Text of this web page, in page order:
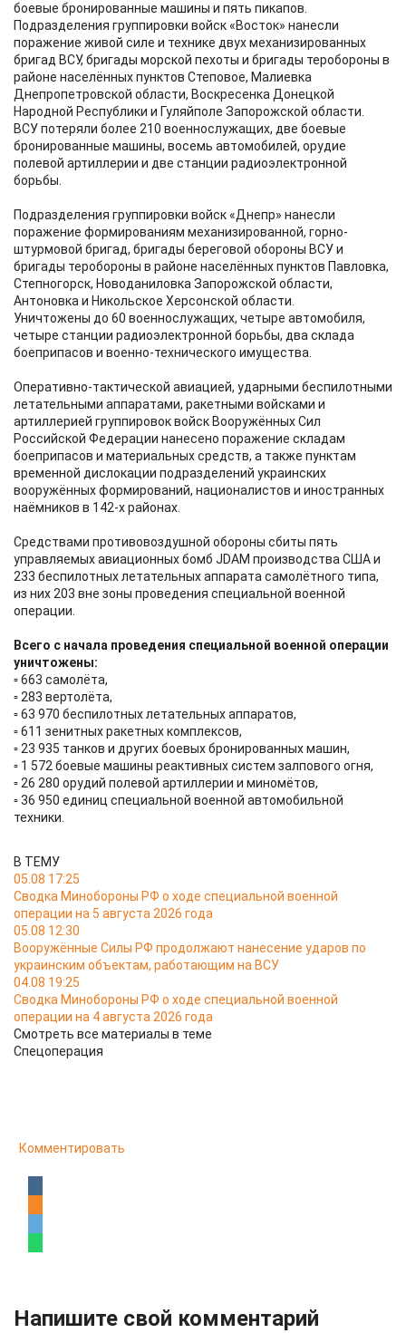
боевые бронированные машины и пять пикапов.
Подразделения группировки войск «Восток» нанесли
поражение живой силе и технике двух механизированных
бригад ВСУ, бригады морской пехоты и бригады теробороны в
районе населённых пунктов Степовое, Малиевка
Днепропетровской области, Воскресенка Донецкой
Народной Республики и Гуляйполе Запорожской области.
ВСУ потеряли более 210 военнослужащих, две боевые
бронированные машины, восемь автомобилей, орудие
полевой артиллерии и две станции радиоэлектронной
борьбы.
Подразделения группировки войск «Днепр» нанесли
поражение формированиям механизированной, горно-
штурмовой бригад, бригады береговой обороны ВСУ и
бригады теробороны в районе населённых пунктов Павловка,
Степногорск, Новоданиловка Запорожской области,
Антоновка и Никольское Херсонской области.
Уничтожены до 60 военнослужащих, четыре автомобиля,
четыре станции радиоэлектронной борьбы, два склада
боеприпасов и военно-технического имущества.
Оперативно-тактической авиацией, ударными беспилотными
летательными аппаратами, ракетными войсками и
артиллерией группировок войск Вооружённых Сил
Российской Федерации нанесено поражение складам
боеприпасов и материальных средств, а также пунктам
временной дислокации подразделений украинских
вооружённых формирований, националистов и иностранных
наёмников в 142-х районах.
Средствами противовоздушной обороны сбиты пять
управляемых авиационных бомб JDAM производства США и
233 беспилотных летательных аппарата самолётного типа,
из них 203 вне зоны проведения специальной военной
операции.
Всего с начала проведения специальной военной операции
уничтожены:
▫️ 663 самолёта,
▫️ 283 вертолёта,
▫️ 63 970 беспилотных летательных аппаратов,
▫️ 611 зенитных ракетных комплексов,
▫️ 23 935 танков и других боевых бронированных машин,
▫️ 1 572 боевые машины реактивных систем залпового огня,
▫️ 26 280 орудий полевой артиллерии и миномётов,
▫️ 36 950 единиц специальной военной автомобильной
техники.
В ТЕМУ
05.08 17:25
Сводка Минобороны РФ о ходе специальной военной
операции на 5 августа 2026 года
05.08 12:30
Вооружённые Силы РФ продолжают нанесение ударов по
украинским объектам, работающим на ВСУ
04.08 19:25
Сводка Минобороны РФ о ходе специальной военной
операции на 4 августа 2026 года
Смотреть все материалы в теме
Спецоперация
Комментировать
Напишите свой комментарий